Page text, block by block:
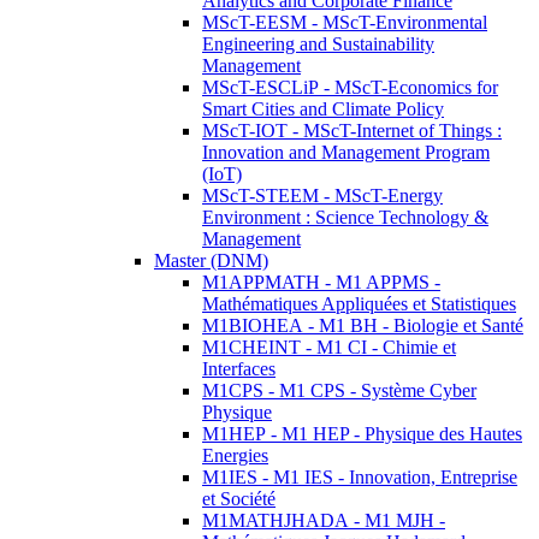
MScT-EESM - MScT-Environmental
Engineering and Sustainability
Management
MScT-ESCLiP - MScT-Economics for
Smart Cities and Climate Policy
MScT-IOT - MScT-Internet of Things :
Innovation and Management Program
(IoT)
MScT-STEEM - MScT-Energy
Environment : Science Technology &
Management
Master (DNM)
M1APPMATH - M1 APPMS -
Mathématiques Appliquées et Statistiques
M1BIOHEA - M1 BH - Biologie et Santé
M1CHEINT - M1 CI - Chimie et
Interfaces
M1CPS - M1 CPS - Système Cyber
Physique
M1HEP - M1 HEP - Physique des Hautes
Energies
M1IES - M1 IES - Innovation, Entreprise
et Société
M1MATHJHADA - M1 MJH -